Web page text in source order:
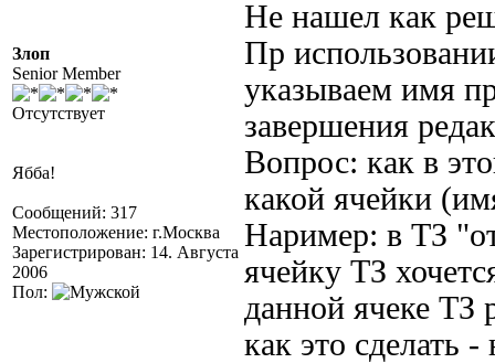
Злоп
Senior Member
Отсутствует
Ябба!
Сообщений: 317
Местоположение: г.Москва
Зарегистрирован: 14. Августа
2006
Пол:
Не нашел как
Пр
указываем имя
завершения
Вопрос: как в
какой ячейки
Наример: в ТЗ
ячейку ТЗ
данной ячеке ТЗ
как это сделать